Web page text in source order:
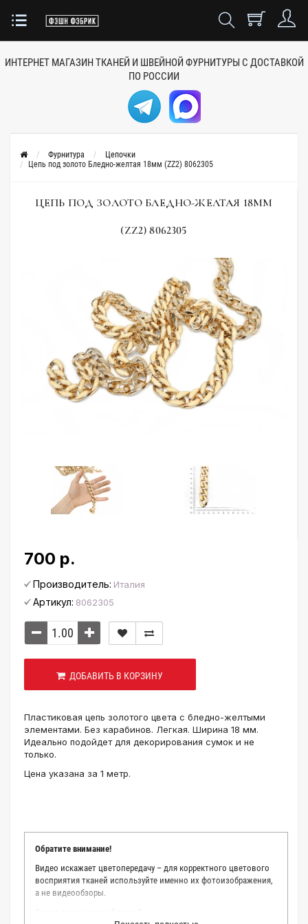
ИНТЕРНЕТ МАГАЗИН ТКАНЕЙ И ШВЕЙНОЙ ФУРНИТУРЫ С ДОСТАВКОЙ
ПО РОССИИ
Фурнитура
Цепочки
Цепь под золото Бледно-желтая 18мм (ZZ2) 8062305
ЦЕПЬ ПОД ЗОЛОТО БЛЕДНО-ЖЕЛТАЯ 18ММ
(ZZ2) 8062305
700 р.
Производитель: Италия
Артикул: 8062305
ДОБАВИТЬ В КОРЗИНУ
Пластиковая цепь золотого цвета с бледно-желтыми
элементами. Без карабинов. Легкая. Ширина 18 мм.
Идеально подойдет для декорирования сумок и не
только.
Цена указана за 1 метр.
Обратите внимание!
Видео искажает цветопередачу – для корректного цветового
восприятия тканей используйте именно их фотоизображения,
а не видеообзоры.